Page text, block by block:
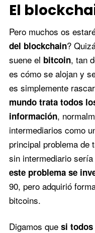
El
Pero muchos os
del blockchain?
suene el bitcoin, tan
es cómo se alojan y
es simplemente
mundo trata todos
información,
intermediarios como
principal problema de
sin intermediario
este problema se
90, pero adquirió
bitcoins.
Digamos que si